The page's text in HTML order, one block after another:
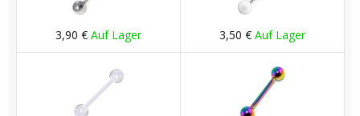
3,90 € Auf Lager 3,50 € Auf Lager